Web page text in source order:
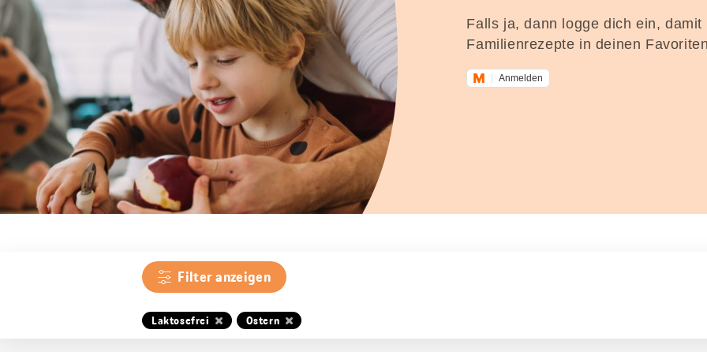
Falls ja, dann logge dich ein, damit
Familienrezepte in deinen
Anmelden
Filter anzeigen
Laktosefrei Ostern